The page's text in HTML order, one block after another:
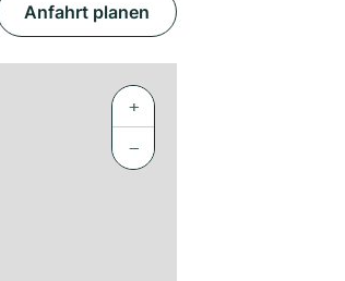
Anfahrt planen
+
−